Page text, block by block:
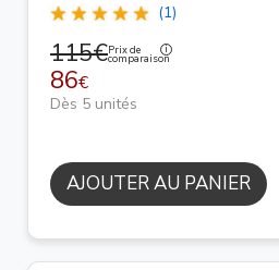
(1)
115€Prix de
comparaison
86€
Dès 5 unités
AJOUTER AU PANIER